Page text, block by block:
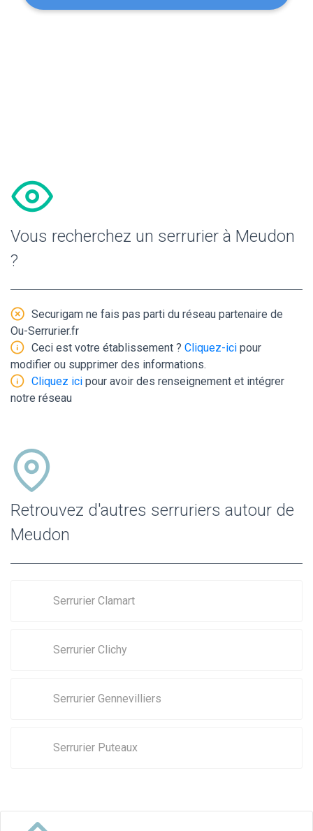
Vous recherchez un serrurier à Meudon
?
Securigam ne fais pas parti du réseau partenaire de
Ou-Serrurier.fr
Ceci est votre établissement ? Cliquez-ici pour
modifier ou supprimer des informations.
Cliquez ici pour avoir des renseignement et intégrer
notre réseau
Retrouvez d'autres serruriers autour de
Meudon
Serrurier Clamart
Serrurier Clichy
Serrurier Gennevilliers
Serrurier Puteaux